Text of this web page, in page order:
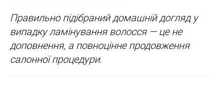
Правильно підібраний домашній догляд у
випадку ламінування волосся — це не
доповнення, а повноцінне продовження
салонної процедури.